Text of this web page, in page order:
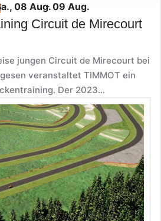
08 Aug.- 09 Aug.
Circuit de Mirecourt
jungen Circuit de Mirecourt bei
veranstaltet TIMMOT ein
Der 2023...